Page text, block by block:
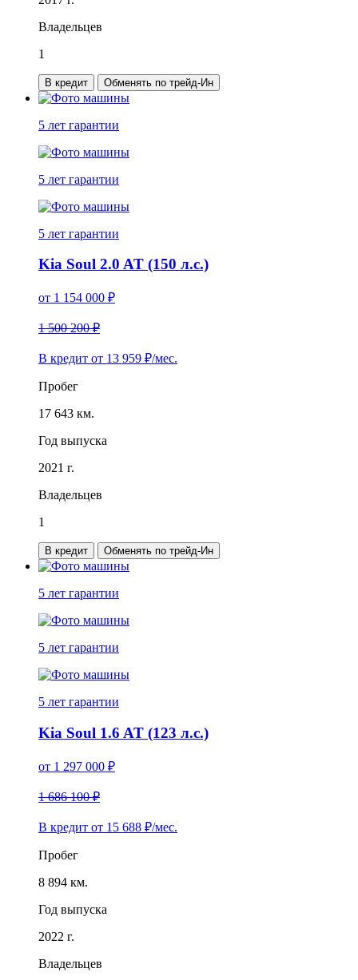
Владельцев
1
В кредит Обменять по трейд-Ин
5 лет гарантии
5 лет гарантии
5 лет гарантии
Kia Soul 2.0 AT (150 л.с.)
от 1 154 000 ₽
1 500 200 ₽
В кредит от 13 959 ₽/мес.
Пробег
17 643 км.
Год выпуска
2021 г.
Владельцев
1
В кредит Обменять по трейд-Ин
5 лет гарантии
5 лет гарантии
5 лет гарантии
Kia Soul 1.6 AT (123 л.с.)
от 1 297 000 ₽
1 686 100 ₽
В кредит от 15 688 ₽/мес.
Пробег
8 894 км.
Год выпуска
2022 г.
Владельцев